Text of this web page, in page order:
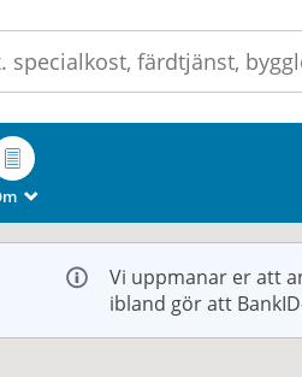
_
Vi uppmanar er att
ibland gör att